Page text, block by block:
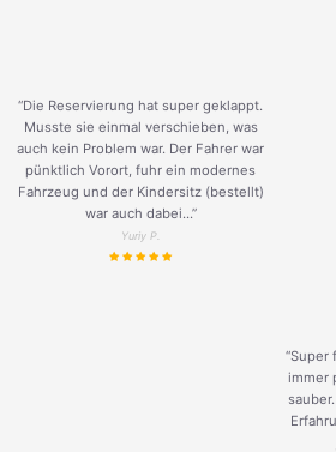
“Die Reservierung hat super geklappt.
Musste sie einmal verschieben, was
auch kein Problem war. Der Fahrer war
pünktlich Vorort, fuhr ein modernes
Fahrzeug und der Kindersitz (bestellt)
war auch dabei...”
Yuriy P.
“Super
immer